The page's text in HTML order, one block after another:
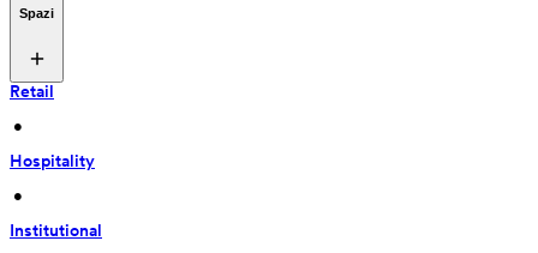
Spazi
Retail
•
Hospitality
•
Institutional